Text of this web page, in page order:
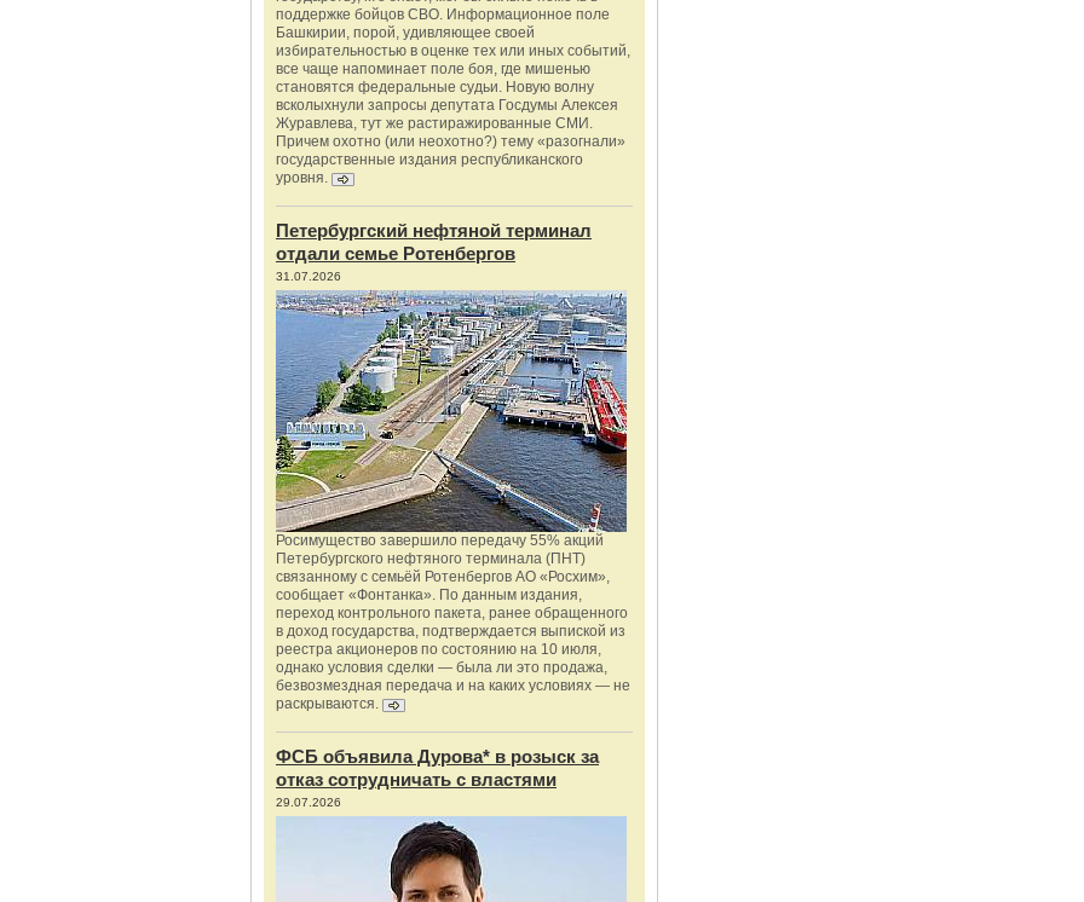
поддержке бойцов СВО. Информационное поле
Башкирии, порой, удивляющее своей
избирательностью в оценке тех или иных событий,
все чаще напоминает поле боя, где мишенью
становятся федеральные судьи. Новую волну
всколыхнули запросы депутата Госдумы Алексея
Журавлева, тут же растиражированные СМИ.
Причем охотно (или неохотно?) тему «разогнали»
государственные издания республиканского
уровня.
Петербургский нефтяной терминал
отдали семье Ротенбергов
31.07.2026
Росимущество завершило передачу 55% акций
Петербургского нефтяного терминала (ПНТ)
связанному с семьёй Ротенбергов АО «Росхим»,
сообщает «Фонтанка». По данным издания,
переход контрольного пакета, ранее обращенного
в доход государства, подтверждается выпиской из
реестра акционеров по состоянию на 10 июля,
однако условия сделки — была ли это продажа,
безвозмездная передача и на каких условиях — не
раскрываются.
ФСБ объявила Дурова* в розыск за
отказ сотрудничать с властями
29.07.2026